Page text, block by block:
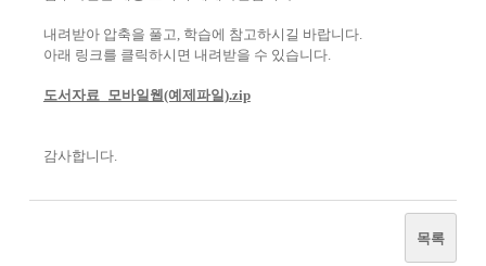
내려받아 압축을 풀고, 학습에 참고하시길 바랍니다.
아래 링크를 클릭하시면 내려받을 수 있습니다.
도서자료_모바일웹(예제파일).zip
감사합니다.
목록